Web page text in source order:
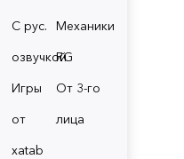
С рус.
озвучкой
Механики
RG
Игры
от
xatab
От 3-го
лица